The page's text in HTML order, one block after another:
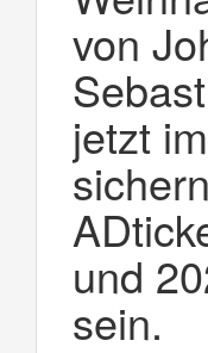
von
jetzt
und
sein.